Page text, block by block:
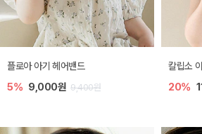
플로아 아기 헤어밴드
5% 9,000원 9,400원
칼립소
20%